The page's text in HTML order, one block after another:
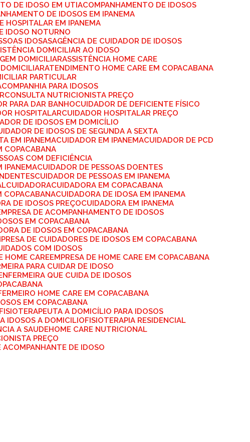
DE IDOSO EM UTI ACOMPANHAMENTO DE IDOSOS
DE IDOSOS EM IPANEMA
HOSPITALAR EM IPANEMA
IDOSO NOTURNO
IDOSAS AGÊNCIA DE CUIDADOR DE IDOSOS
DOMICILIAR AO IDOSO
DOMICILIAR ASSISTÊNCIA HOME CARE
ATENDIMENTO HOME CARE EM COPACABANA
PARTICULAR
COMPANHIA PARA IDOSOS
CONSULTA NUTRICIONISTA PREÇO
PARA DAR BANHO
CUIDADOR DE DEFICIENTE FÍSICO
HOSPITALAR
CUIDADOR HOSPITALAR PREÇO
DE IDOSOS EM DOMICÍLIO
DE IDOSOS DE SEGUNDA A SEXTA
EM IPANEMA CUIDADOR EM IPANEMA
CUIDADOR DE PCD
COPACABANA
COM DEFICIÊNCIA
IPANEMA
CUIDADOR DE PESSOAS DOENTES
CUIDADOR DE PESSOAS EM IPANEMA
CUIDADORA
CUIDADORA EM COPACABANA
COPACABANA
CUIDADORA DE IDOSA EM IPANEMA
DE IDOSOS PREÇO
CUIDADORA EM IPANEMA
EMPRESA DE ACOMPANHAMENTO DE IDOSOS
EM COPACABANA
DE IDOSOS EM COPACABANA
DE CUIDADORES DE IDOSOS EM COPACABANA
COM IDOSOS
HOME CARE EMPRESA DE HOME CARE EM COPACABANA
PARA CUIDAR DE IDOSO
ENFERMEIRA QUE CUIDA DE IDOSOS
HOME CARE EM COPACABANA
EM COPACABANA
FISIOTERAPEUTA A DOMICÍLIO PARA IDOSOS
IDOSOS A DOMICILIO
FISIOTERAPIA RESIDENCIAL
A SAUDE
HOME CARE NUTRICIONAL
PREÇO
ACOMPANHANTE DE IDOSO